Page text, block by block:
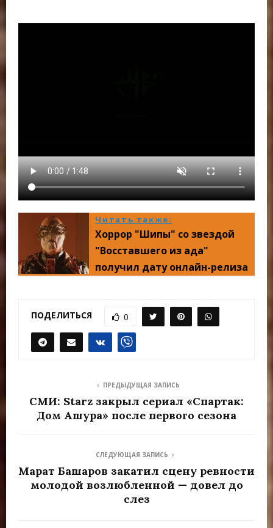
Читать также:
Хоррор "Шипы" со звездой
"Восставшего из ада"
получил дату онлайн-релиза
ПОДЕЛИТЬСЯ 0
ПРЕДЫДУЩАЯ ЗАПИСЬ
СМИ: Starz закрыл сериал «Спартак:
Дом Ашура» после первого сезона
СЛЕДУЮЩАЯ ЗАПИСЬ
Марат Башаров закатил сцену ревности
молодой возлюбленной — довел до
слез